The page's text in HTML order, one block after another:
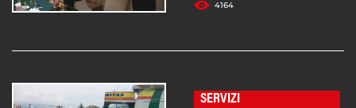
4164
SERVIZI